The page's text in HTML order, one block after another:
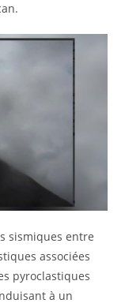
sismiques entre
associées
pyroclastiques
à un